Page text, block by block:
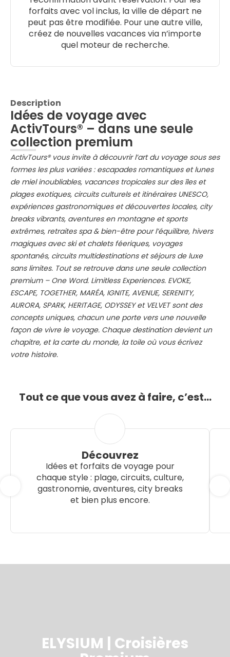
forfaits avec vol inclus, la ville de départ ne
peut pas être modifiée. Pour une autre ville,
créez de nouvelles vacances via n’importe
quel moteur de recherche.
Description
Idées de voyage avec
ActivTours® – dans une seule
collection premium
ActivTours® vous invite à découvrir l’art du voyage sous ses
formes les plus variées : escapades romantiques et lunes
de miel inoubliables, vacances tropicales sur des îles et
plages exotiques, circuits culturels et itinéraires UNESCO,
expériences gastronomiques et découvertes locales, city
breaks vibrants, aventures en montagne et sports
extrêmes, retraites spa & bien-être pour l’équilibre, hivers
magiques avec ski et chalets féeriques, voyages
spontanés, circuits multidestinations et séjours de luxe
sans limites. Tout se retrouve dans une seule collection
premium – One Word. Limitless Experiences. EVOKE,
ESCAPE, TOGETHER, MARÉA, IGNITE, AVENUE, SERENITY,
AURORA, SPARK, HERITAGE, ODYSSEY et VELVET sont des
concepts uniques, chacun une porte vers une nouvelle
façon de vivre le voyage. Chaque destination devient un
chapitre, et la carte du monde, la toile où vous écrivez
votre histoire.
Tout ce que vous avez à faire, c’est…
Découvrez
Idées et forfaits de voyage pour
chaque style : plage, circuits, culture,
gastronomie, aventures, city breaks
et bien plus encore.
ELYSIUM | Croisières